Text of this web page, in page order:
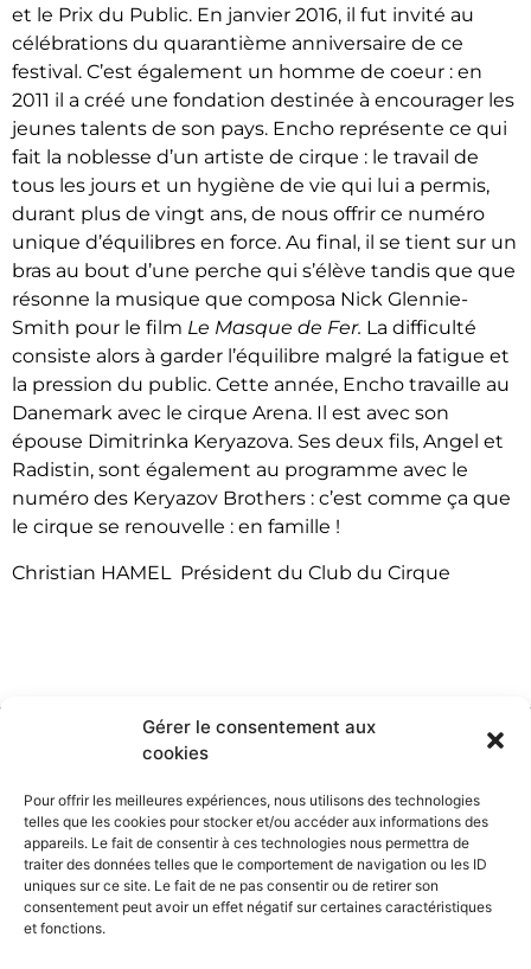
Gérer le consentement aux
cookies
Pour offrir les meilleures expériences, nous utilisons des technologies
telles que les cookies pour stocker et/ou accéder aux informations des
appareils. Le fait de consentir à ces technologies nous permettra de
traiter des données telles que le comportement de navigation ou les ID
uniques sur ce site. Le fait de ne pas consentir ou de retirer son
consentement peut avoir un effet négatif sur certaines caractéristiques
et fonctions.
et le Prix du Public. En janvier 2016, il fut invité au
célébrations du quarantième anniversaire de ce
festival. C’est également un homme de coeur : en
2011 il a créé une fondation destinée à encourager les
jeunes talents de son pays. Encho représente ce qui
fait la noblesse d’un artiste de cirque : le travail de
tous les jours et un hygiène de vie qui lui a permis,
durant plus de vingt ans, de nous offrir ce numéro
unique d’équilibres en force. Au final, il se tient sur un
bras au bout d’une perche qui s’élève tandis que que
résonne la musique que composa Nick Glennie-
Smith pour le film Le Masque de Fer. La difficulté
consiste alors à garder l’équilibre malgré la fatigue et
la pression du public. Cette année, Encho travaille au
Danemark avec le cirque Arena. Il est avec son
épouse Dimitrinka Keryazova. Ses deux fils, Angel et
Radistin, sont également au programme avec le
numéro des Keryazov Brothers : c’est comme ça que
le cirque se renouvelle : en famille !
Christian HAMEL Président du Club du Cirque